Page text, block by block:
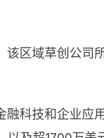
区域草创公
科技和企业